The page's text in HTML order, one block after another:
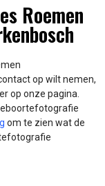
Roemen
op wilt nemen,
op onze pagina.
om te zien wat de